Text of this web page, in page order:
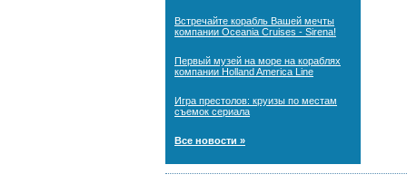
Встречайте корабль Вашей мечты
компании Oceania Cruises - Sirena!
Первый музей на море на кораблях
компании Holland America Line
Игра престолов: круизы по местам
съемок сериала
Все новости »